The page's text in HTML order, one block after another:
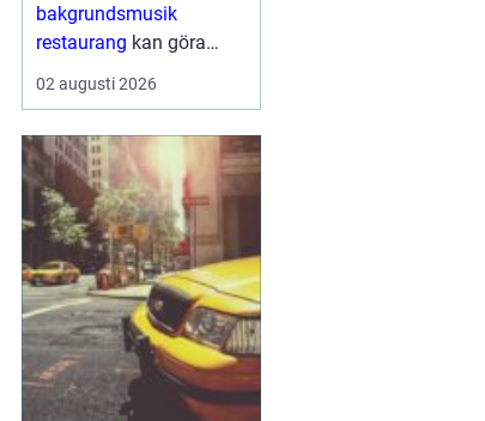
bakgrundsmusik
restaurang kan göra
skillnaden mellan en
lokal som gästerna
plats där de g&aum...
02 augusti 2026